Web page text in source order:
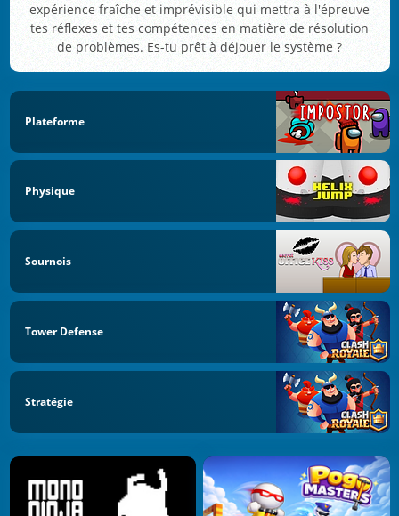
expérience fraîche et imprévisible qui mettra à l'épreuve
tes réflexes et tes compétences en matière de résolution
de problèmes. Es-tu prêt à déjouer le système ?
Plateforme
Physique
Sournois
Tower Defense
Stratégie